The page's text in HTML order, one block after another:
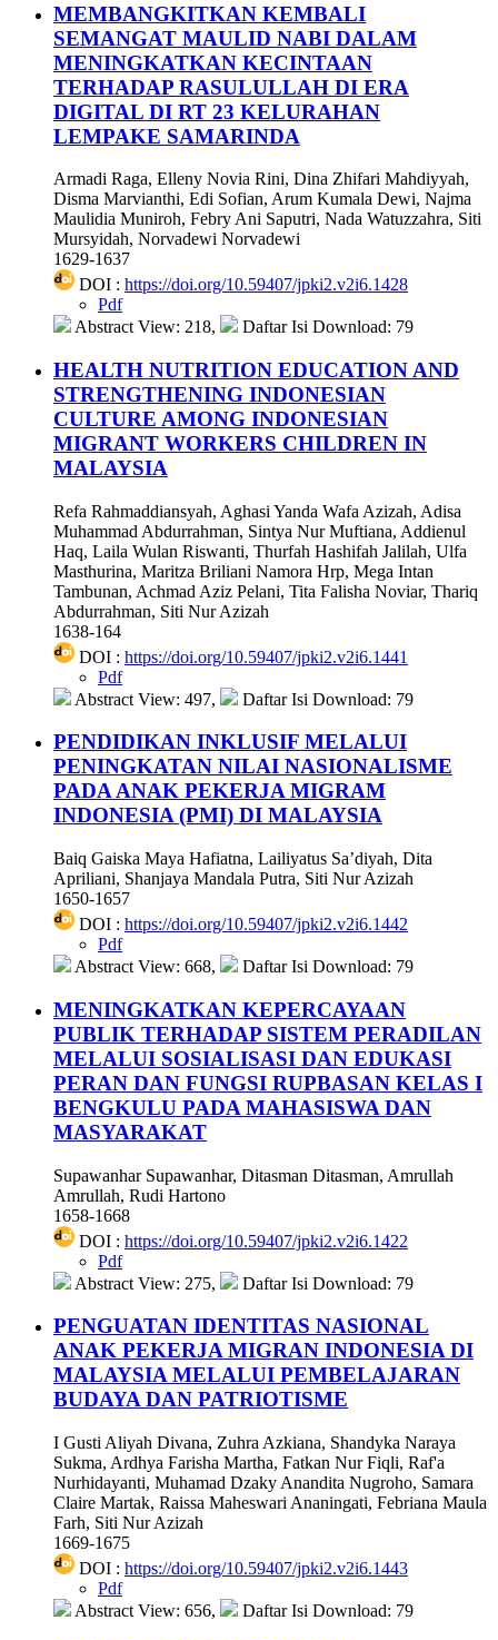
MEMBANGKITKAN KEMBALI
SEMANGAT MAULID NABI DALAM
MENINGKATKAN KECINTAAN
TERHADAP RASULULLAH DI ERA
DIGITAL DI RT 23 KELURAHAN
LEMPAKE SAMARINDA
Armadi Raga, Elleny Novia Rini, Dina Zhifari Mahdiyyah,
Disma Marvianthi, Edi Sofian, Arum Kumala Dewi, Najma
Maulidia Muniroh, Febry Ani Saputri, Nada Watuzzahra, Siti
Mursyidah, Norvadewi Norvadewi
1629-1637
DOI : https://doi.org/10.59407/jpki2.v2i6.1428
Pdf
Abstract View: 218,
Daftar Isi Download: 79
HEALTH NUTRITION EDUCATION AND
STRENGTHENING INDONESIAN
CULTURE AMONG INDONESIAN
MIGRANT WORKERS CHILDREN IN
MALAYSIA
Refa Rahmaddiansyah, Aghasi Yanda Wafa Azizah, Adisa
Muhammad Abdurrahman, Sintya Nur Muftiana, Addienul
Haq, Laila Wulan Riswanti, Thurfah Hashifah Jalilah, Ulfa
Masthurina, Maritza Briliani Namora Hrp, Mega Intan
Tambunan, Achmad Aziz Pelani, Tita Falisha Noviar, Thariq
Abdurrahman, Siti Nur Azizah
1638-164
DOI : https://doi.org/10.59407/jpki2.v2i6.1441
Pdf
Abstract View: 497,
Daftar Isi Download: 79
PENDIDIKAN INKLUSIF MELALUI
PENINGKATAN NILAI NASIONALISME
PADA ANAK PEKERJA MIGRAM
INDONESIA (PMI) DI MALAYSIA
Baiq Gaiska Maya Hafiatna, Lailiyatus Sa’diyah, Dita
Apriliani, Shanjaya Mandala Putra, Siti Nur Azizah
1650-1657
DOI : https://doi.org/10.59407/jpki2.v2i6.1442
Pdf
Abstract View: 668,
Daftar Isi Download: 79
MENINGKATKAN KEPERCAYAAN
PUBLIK TERHADAP SISTEM PERADILAN
MELALUI SOSIALISASI DAN EDUKASI
PERAN DAN FUNGSI RUPBASAN KELAS I
BENGKULU PADA MAHASISWA DAN
MASYARAKAT
Supawanhar Supawanhar, Ditasman Ditasman, Amrullah
Amrullah, Rudi Hartono
1658-1668
DOI : https://doi.org/10.59407/jpki2.v2i6.1422
Pdf
Abstract View: 275,
Daftar Isi Download: 79
PENGUATAN IDENTITAS NASIONAL
ANAK PEKERJA MIGRAN INDONESIA DI
MALAYSIA MELALUI PEMBELAJARAN
BUDAYA DAN PATRIOTISME
I Gusti Aliyah Divana, Zuhra Azkiana, Shandyka Naraya
Sukma, Ardhya Farisha Martha, Fatkan Nur Fiqli, Raf'a
Nurhidayanti, Muhamad Dzaky Anandita Nugroho, Samara
Claire Martak, Raissa Maheswari Ananingati, Febriana Maula
Farh, Siti Nur Azizah
1669-1675
DOI : https://doi.org/10.59407/jpki2.v2i6.1443
Pdf
Abstract View: 656,
Daftar Isi Download: 79